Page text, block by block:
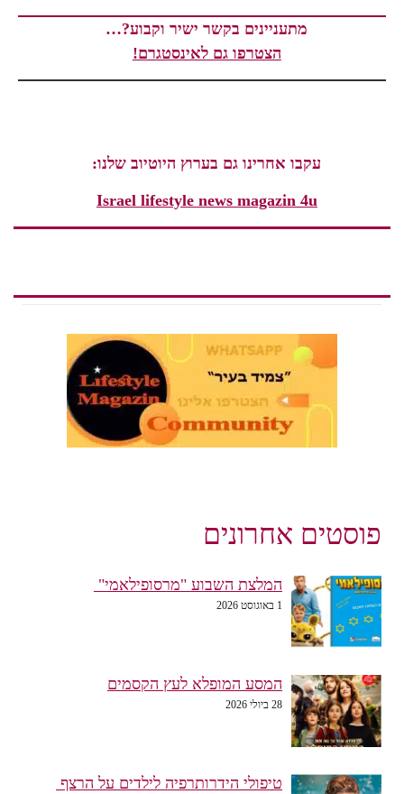
מתעניינים בקשר ישיר וקבוע?…
הצטרפו גם לאינסטגרם!
עקבו אחרינו גם בערוץ היוטיוב שלנו:
Israel lifestyle news magazin 4u
פוסטים אחרונים
המלצת השבוע "מרסופילאמי"
1 באוגוסט 2026
המסע המופלא לעץ הקסמים
28 ביולי 2026
טיפולי הידרותרפיה לילדים על הרצף